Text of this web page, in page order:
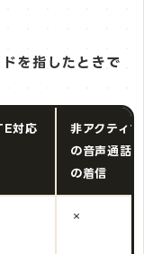
を指したときで
対応
非アクティブ
の音声通話
の着信
×